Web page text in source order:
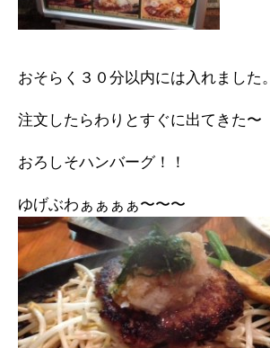
おそらく３０分以内には入れました。
注文したらわりとすぐに出てきた〜
おろしそハンバーグ！！
ゆげぶわぁぁぁぁ〜〜〜